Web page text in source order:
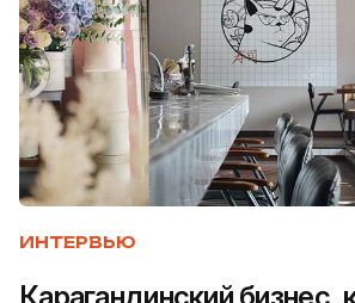
ИНТЕРВЬЮ
Карагандинский бизнес,